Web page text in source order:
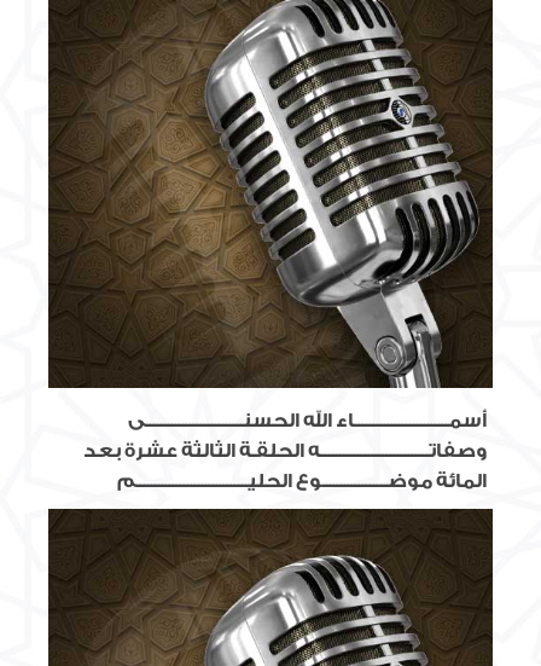
أسمــــــــــــــــــــــــــاء الله الحسنـــــــــــــــــــــــــــى
وصفاتــــــــــــــــــــــــــــــه الحلقـة الثالثة عشرة بعد
المائة موضــــــــــــــــــوع الحليـــــــــــــــــــــــــــــــم